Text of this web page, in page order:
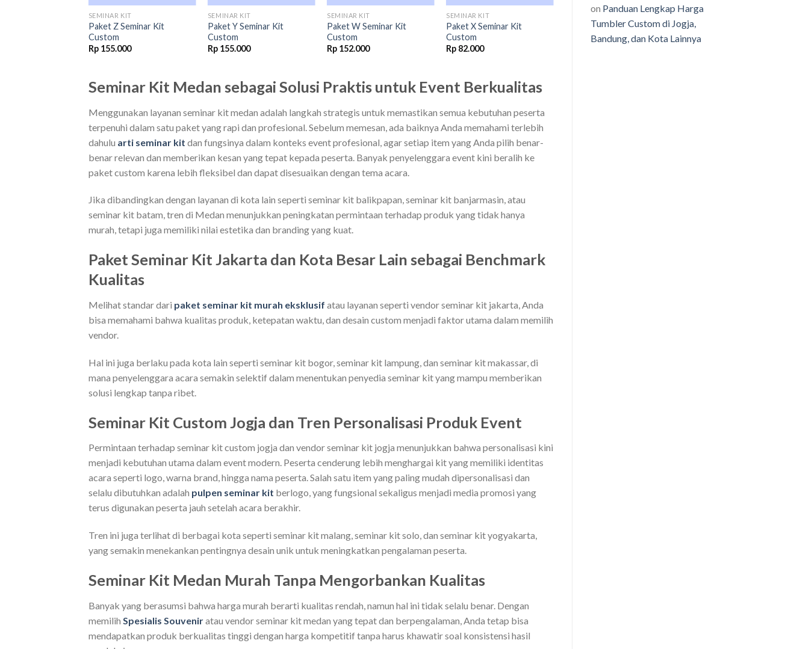
SEMINAR KIT
Paket Z Seminar Kit
Custom
Rp155.000
SEMINAR KIT
Paket Y Seminar Kit
Custom
Rp155.000
SEMINAR KIT
Paket W Seminar Kit
Custom
Rp 152.000
SEMINAR KIT
Paket X Seminar Kit
Custom
Rp 82.000
Current
Seminar Kit Medan sebagai Solusi Praktis untuk Event Berkualitas
Menggunakan layanan seminar kit medan adalah langkah strategis untuk memastikan semua kebutuhan peserta
terpenuhi dalam satu paket yang rapi dan profesional. Sebelum memesan, ada baiknya Anda memahami terlebih
dahulu arti seminar kit dan fungsinya dalam konteks event profesional, agar setiap item yang Anda pilih benar-
benar relevan dan memberikan kesan yang tepat kepada peserta. Banyak penyelenggara event kini beralih ke
paket custom karena lebih fleksibel dan dapat disesuaikan dengan tema acara.
Jika dibandingkan dengan layanan di kota lain seperti seminar kit balikpapan, seminar kit banjarmasin, atau
seminar kit batam, tren di Medan menunjukkan peningkatan permintaan terhadap produk yang tidak hanya
murah, tetapi juga memiliki nilai estetika dan branding yang kuat.
Paket Seminar Kit Jakarta dan Kota Besar Lain sebagai Benchmark
Kualitas
Melihat standar dari paket seminar kit murah eksklusif atau layanan seperti vendor seminar kit jakarta, Anda
bisa memahami bahwa kualitas produk, ketepatan waktu, dan desain custom menjadi faktor utama dalam memilih
vendor.
Hal ini juga berlaku pada kota lain seperti seminar kit bogor, seminar kit lampung, dan seminar kit makassar, di
mana penyelenggara acara semakin selektif dalam menentukan penyedia seminar kit yang mampu memberikan
solusi lengkap tanpa ribet.
Seminar Kit Custom Jogja dan Tren Personalisasi Produk Event
Permintaan terhadap seminar kit custom jogja dan vendor seminar kit jogja menunjukkan bahwa personalisasi kini
menjadi kebutuhan utama dalam event modern. Peserta cenderung lebih menghargai kit yang memiliki identitas
acara seperti logo, warna brand, hingga nama peserta. Salah satu item yang paling mudah dipersonalisasi dan
selalu dibutuhkan adalah pulpen seminar kit berlogo, yang fungsional sekaligus menjadi media promosi yang
terus digunakan peserta jauh setelah acara berakhir.
Tren ini juga terlihat di berbagai kota seperti seminar kit malang, seminar kit solo, dan seminar kit yogyakarta,
yang semakin menekankan pentingnya desain unik untuk meningkatkan pengalaman peserta.
Seminar Kit Medan Murah Tanpa Mengorbankan Kualitas
Banyak yang berasumsi bahwa harga murah berarti kualitas rendah, namun hal ini tidak selalu benar. Dengan
memilih Spesialis Souveniratau vendor seminar kit medan yang tepat dan berpengalaman, Anda tetap bisa
mendapatkan produk berkualitas tinggi dengan harga kompetitif tanpa harus khawatir soal konsistensi hasil
on Panduan Lengkap Harga
Tumbler Custom di Jogja,
Bandung, dan Kota Lainnya